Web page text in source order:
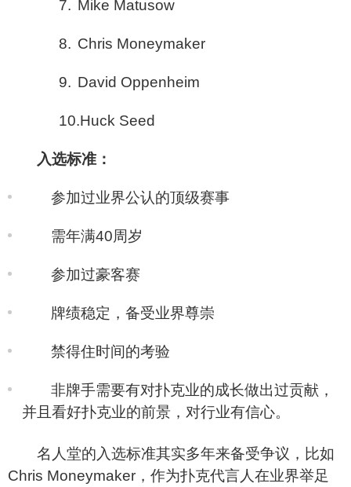
7. Mike Matusow
8. Chris Moneymaker
9. David Oppenheim
10.Huck Seed
入选标准：
参加过业界公认的顶级赛事
需年满40周岁
参加过豪客赛
牌绩稳定，备受业界尊崇
禁得住时间的考验
非牌手需要有对扑克业的成长做出过贡献，
并且看好扑克业的前景，对行业有信心。
名人堂的入选标准其实多年来备受争议，比如
Chris Moneymaker，作为扑克代言人在业界举足